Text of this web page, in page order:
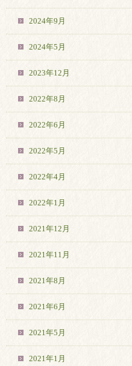
2024年9月
2024年5月
2023年12月
2022年8月
2022年6月
2022年5月
2022年4月
2022年1月
2021年12月
2021年11月
2021年8月
2021年6月
2021年5月
2021年1月